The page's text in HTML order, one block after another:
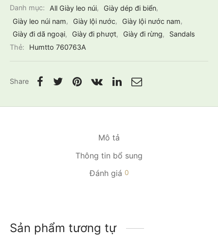
Danh mục:
All Giày leo núi, Giày dép đi biển,
Giày leo núi nam, Giày lội nước, Giày lội nước nam,
Giày đi dã ngoại, Giày đi phượt, Giày đi rừng,
Sandals
Thẻ:
Humtto 760763A
Share
Mô tả
Thông tin bổ sung
Đánh giá 0
Sản phẩm tương tự